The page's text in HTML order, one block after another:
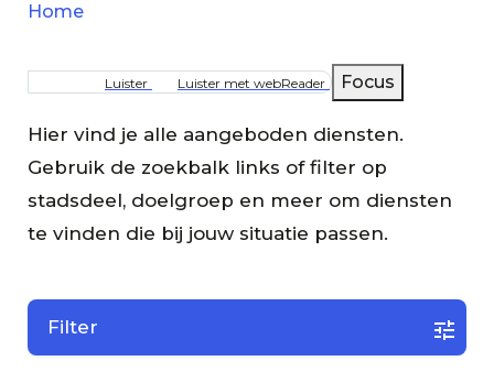
Kruimelpad
Home
Luister Luister met webReader Focus
Hier vind je alle aangeboden diensten.
Gebruik de zoekbalk links of filter op
stadsdeel, doelgroep en meer om diensten
te vinden die bij jouw situatie passen.
Filter